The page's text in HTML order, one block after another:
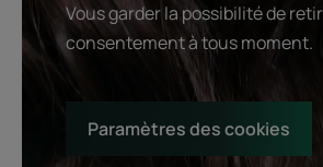
Vous garder la possibilité de
consentement à tous moment.
Paramètres des cookies